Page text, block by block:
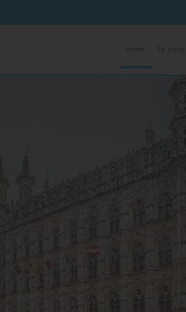
Home Te koop